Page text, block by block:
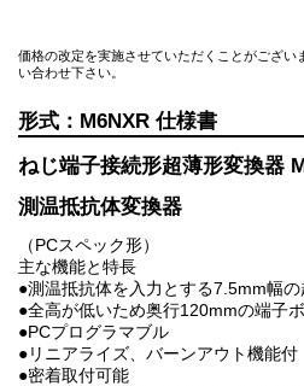
価格の改定を実施させていただくことがござい
い合わせ下さい。
M6NXR
ねじ端子接続形超薄形変換器
測温抵抗体変換器
（PCスペック形）
主な機能と特長
●測温抵抗体を入力とする7.5mm幅
●全高が低いため奥行120mmの端子
●PCプログラマブル
●リニアライズ、バーンアウト機能付
●密着取付可能